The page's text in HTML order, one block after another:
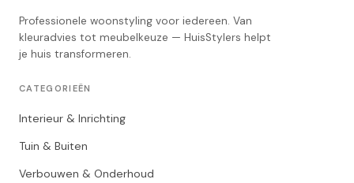
Professionele woonstyling voor iedereen. Van
kleuradvies tot meubelkeuze — HuisStylers helpt
je huis transformeren.
CATEGORIEËN
Interieur & Inrichting
Tuin & Buiten
Verbouwen & Onderhoud